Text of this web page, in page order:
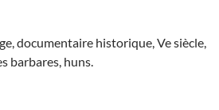
documentaire historique, Ve siècle,
barbares, huns.